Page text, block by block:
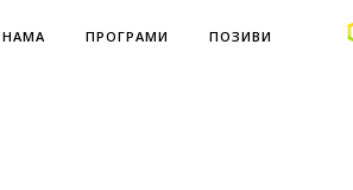
ПРОГРАМИ ПОЗИВИ